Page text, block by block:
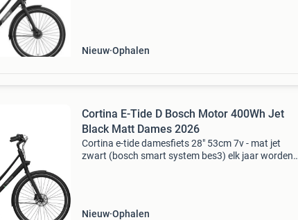
Nieuw Ophalen
Cortina E-Tide D Bosch Motor 400Wh Jet
Black Matt Dames 2026
Cortina e-tide damesfiets 28" 53cm 7v - mat jet
zwart (bosch smart system bes3) elk jaar worden
Nieuw Ophalen